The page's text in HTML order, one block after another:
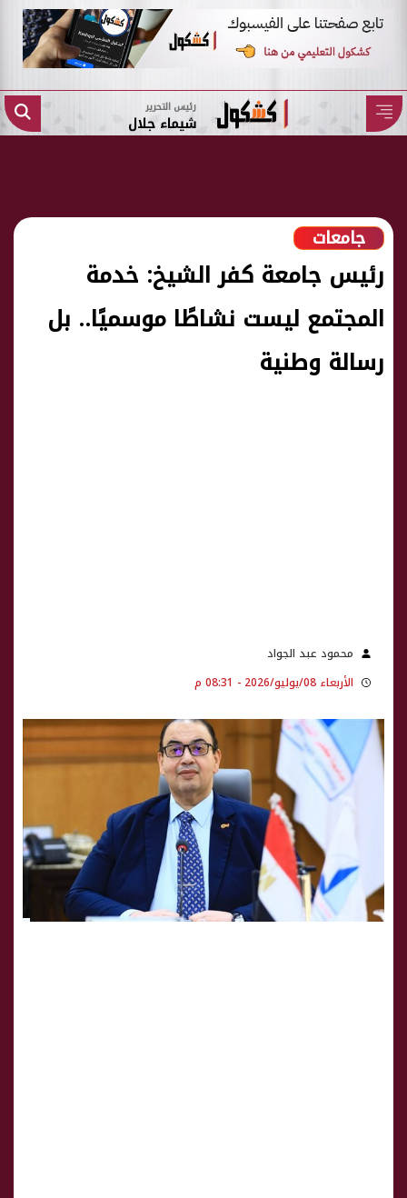
رئيس التحرير
شيماء جلال
جامعات
رئيس جامعة كفر الشيخ: خدمة
المجتمع ليست نشاطًا موسميًا.. بل
رسالة وطنية
محمود عبد الجواد
الأربعاء 08/يوليو/2026 - 08:31 م